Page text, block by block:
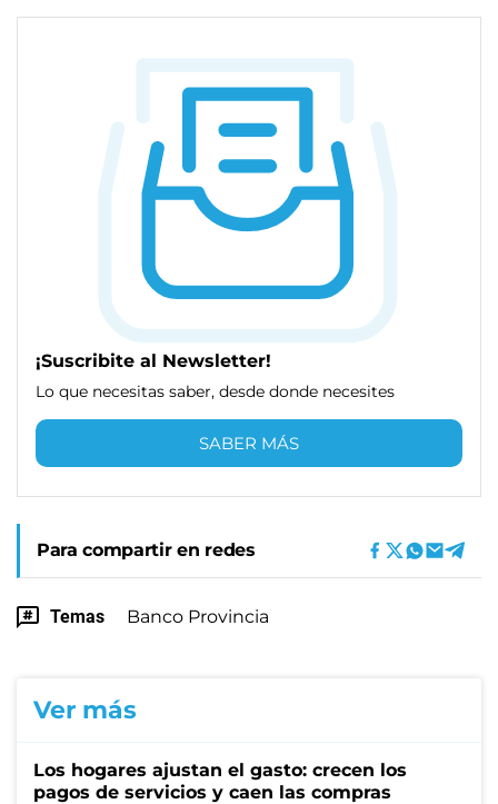
¡Suscribite al Newsletter!
Lo que necesitas saber, desde donde necesites
SABER MÁS
Para compartir en redes
Temas Banco Provincia
Ver más
Los hogares ajustan el gasto: crecen los
pagos de servicios y caen las compras